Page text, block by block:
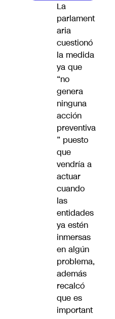
La
parlament
aria
cuestionó
la medida
ya que
“no
genera
ninguna
acción
preventiva
” puesto
que
vendría a
actuar
cuando
las
entidades
ya estén
inmersas
en algún
problema,
además
recalcó
que es
important